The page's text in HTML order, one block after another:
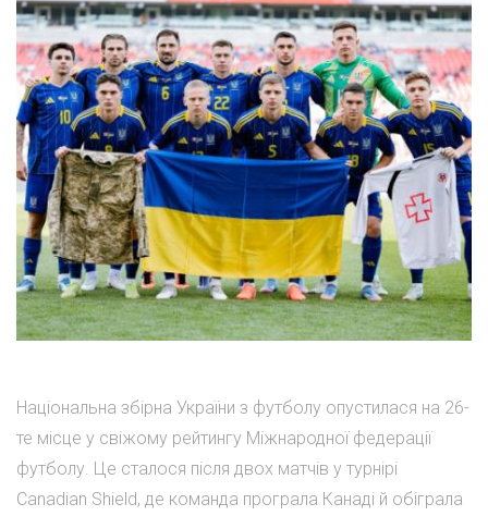
Національна збірна України з футболу опустилася на 26-
те місце у свіжому рейтингу Міжнародної федерації
футболу. Це сталося після двох матчів у турнірі
Canadian Shield, де команда програла Канаді й обіграла